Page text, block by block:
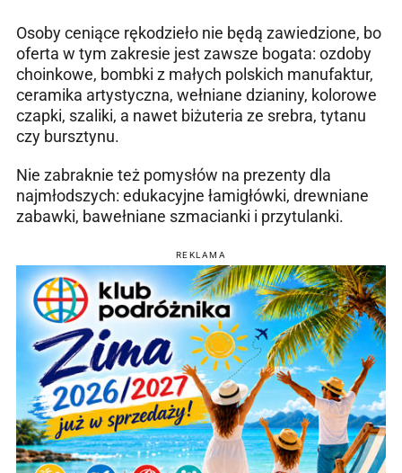
Osoby ceniące rękodzieło nie będą zawiedzione, bo
oferta w tym zakresie jest zawsze bogata: ozdoby
choinkowe, bombki z małych polskich manufaktur,
ceramika artystyczna, wełniane dzianiny, kolorowe
czapki, szaliki, a nawet biżuteria ze srebra, tytanu
czy bursztynu.
Nie zabraknie też pomysłów na prezenty dla
najmłodszych: edukacyjne łamigłówki, drewniane
zabawki, bawełniane szmacianki i przytulanki.
REKLAMA